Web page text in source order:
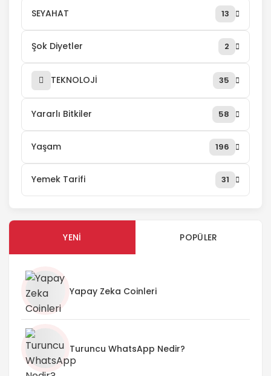
SEYAHAT 13
Şok Diyetler 2
TEKNOLOJİ 35
Yararlı Bitkiler 58
Yaşam 196
Yemek Tarifi 31
YENI POPÜLER
Yapay Zeka Coinleri
Turuncu WhatsApp Nedir?